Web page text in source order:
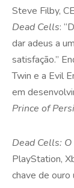
Steve Filby,
Dead Cells:
dar adeus a
satisfação.”
Twin e a Evil
em
Prince of
Dead Cells:
PlayStation,
chave de